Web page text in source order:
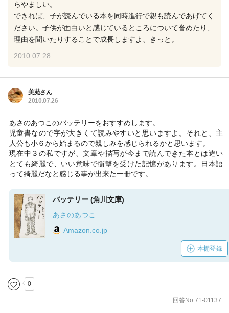
らやましい。
できれば、子が読んでいる本を同時進行で親も読んであげてく
ださい。子供が面白いと感じているところについて誉めたり、
理由を聞いたりすることで成長しますよ、きっと。
2010.07.28
美苑さん
2010.07.26
あさのあつこのバッテリーをおすすめします。
児童書なので字が大きくて読みやすいと思いますよ。それと、主
人公も小６から始まるので親しみを感じられるかと思います。
現在中３の私ですが、文章や描写が今まで読んできた本とは違い
とても綺麗で、いい意味で衝撃を受けた記憶があります。日本語
って綺麗だなと感じる事が出来た一冊です。
バッテリー (角川文庫)
あさのあつこ
Amazon.co.jp
本棚登録
0
回答No.71-01137